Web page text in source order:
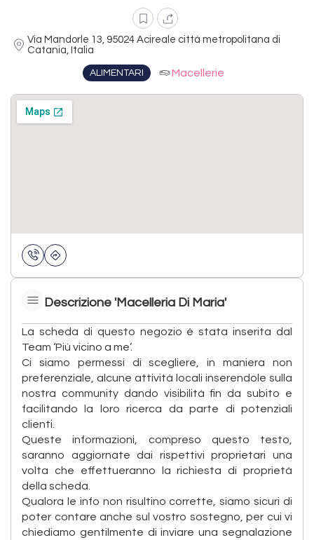
Via Mandorle 13, 95024 Acireale città metropolitana di
Catania, Italia
ALIMENTARI Macellerie
Descrizione 'Macelleria Di Maria'
La scheda di questo negozio è stata inserita dal
Team ‘Più vicino a me’.
Ci siamo permessi di scegliere, in maniera non
preferenziale, alcune attività locali inserendole sulla
nostra community dando visibilità fin da subito e
facilitando la loro ricerca da parte di potenziali
clienti.
Queste informazioni, compreso questo testo,
saranno aggiornate dai rispettivi proprietari una
volta che effettueranno la richiesta di proprietà
della scheda.
Qualora le info non risultino corrette, siamo sicuri di
poter contare anche sul vostro sostegno, per cui vi
chiediamo gentilmente di inviare una segnalazione